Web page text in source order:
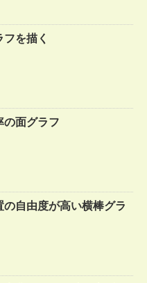
を描く
の面グラフ
の自由度が高い横棒グラ